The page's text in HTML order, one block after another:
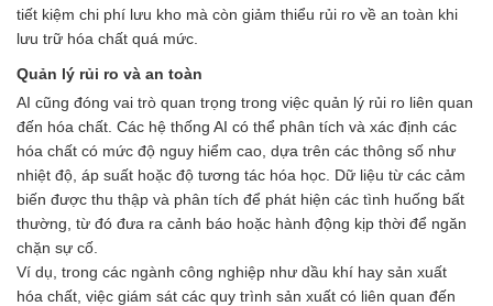
tiết kiệm chi phí lưu kho mà còn giảm thiểu rủi ro về an toàn khi
lưu trữ hóa chất quá mức.
Quản lý rủi ro và an toàn
AI cũng đóng vai trò quan trọng trong việc quản lý rủi ro liên quan
đến hóa chất. Các hệ thống AI có thể phân tích và xác định các
hóa chất có mức độ nguy hiểm cao, dựa trên các thông số như
nhiệt độ, áp suất hoặc độ tương tác hóa học. Dữ liệu từ các cảm
biến được thu thập và phân tích để phát hiện các tình huống bất
thường, từ đó đưa ra cảnh báo hoặc hành động kịp thời để ngăn
chặn sự cố.
Ví dụ, trong các ngành công nghiệp như dầu khí hay sản xuất
hóa chất, việc giám sát các quy trình sản xuất có liên quan đến